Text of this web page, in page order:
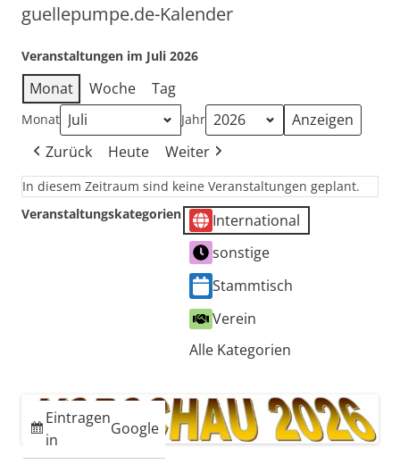
guellepumpe.de-Kalender
Veranstaltungen im Juli 2026
Monat Woche Tag
Monat Jahr
Zurück Heute Weiter
In diesem Zeitraum sind keine Veranstaltungen geplant.
Veranstaltungskategorien
International
sonstige
Stammtisch
Verein
Alle Kategorien
Eintragen
in
Google